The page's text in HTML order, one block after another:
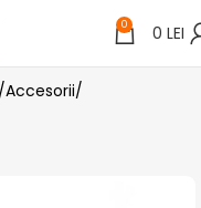
0 0 LEI
Accesorii